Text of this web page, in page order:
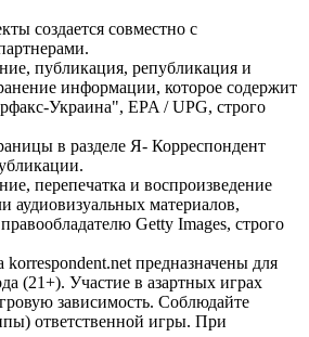
создается совместно с
публикация, републикация и
информации, которое содержит
Украина", EPA / UPG, строго
в разделе Я- Корреспондент
перепечатка и воспроизведение
аудиовизуальных материалов,
Getty Images, строго
предназначены для
(21+). Участие в азартных играх
зависимость. Соблюдайте
ответственной игры. При